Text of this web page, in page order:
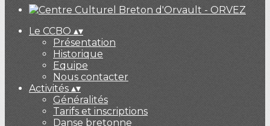
Le CCBO ▴▾
Présentation
Historique
Equipe
Nous contacter
Activités ▴▾
Généralités
Tarifs et inscriptions
Danse bretonne